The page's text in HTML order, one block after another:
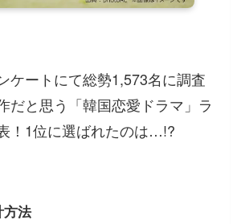
ケートにて総勢1,573名に調査
だと思う「韓国恋愛ドラマ」ラ
！1位に選ばれたのは…!?
方法